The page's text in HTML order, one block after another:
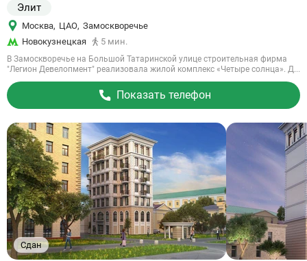
Элит
Москва, ЦАО, Замоскворечье
Новокузнецкая
5 мин.
В Замоскворечье на Большой Татаринской улице строительная фирма
"Легион Девелопмент" реализовала жилой комплекс «Четыре солнца». Д...
Показать телефон
Сдан